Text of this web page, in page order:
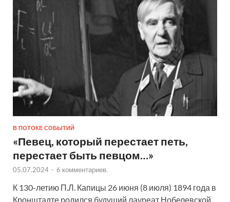
В ПОТОКЕ СОБЫТИЙ
«Певец, который перестает петь,
перестает быть певцом…»
05.07.2024 - 6 комментариев.
К 130-летию П.Л. Капицы 26 июня (8 июля) 1894 года в
Кронштадте родился будущий лауреат Нобелевской